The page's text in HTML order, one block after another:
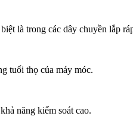
là trong các dây chuyền lắp
tuổi thọ của máy móc.
năng kiểm soát cao.